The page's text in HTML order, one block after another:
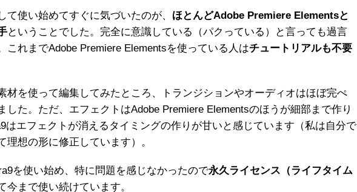
て使い始めてすぐに気づいたのが、 ほとんどAdobe Premiere Elementsと
ということでした。完全に意識している（パクっている）と言っても過言
これまでAdobe Premiere Elementsを使っている人はチュートリアルも不要
材を使って編集してみたところ、トランジションやオーディオはほぼ完ぺ
した。ただ、エフェクトはAdobe Premiere Elementsのほうが細部まで作り
はエフェクトが消えるタイミングの作りが甘いと感じています（私は自分で
理想の形に修正しています）。
を使い始め、特に問題を感じなかったので永久ライセンス（ライフタイム
今まで使い続けています。